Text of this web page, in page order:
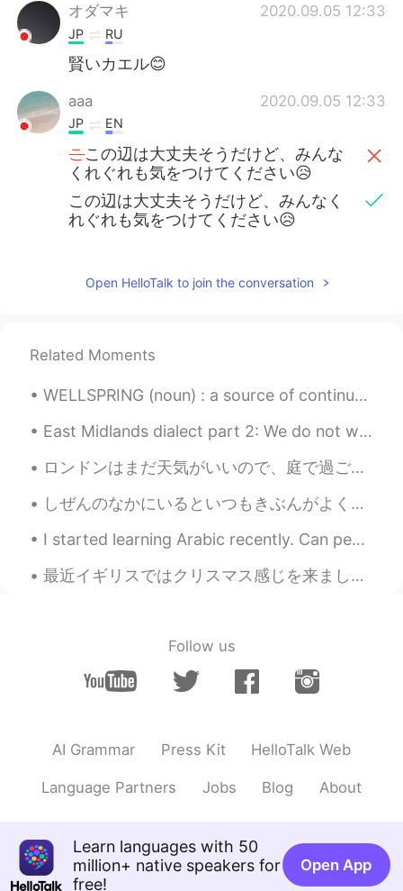
オダマキ 2020.09.05 12:33
JP RU
賢いカエル😊
aaa 2020.09.05 12:33
JP EN
ここの辺は大丈夫そうだけど、みんな
くれぐれも気をつけてください😥
この辺は大丈夫そうだけど、みんなく
れぐれも気をつけてください😥
Open HelloTalk to join the conversation
Related Moments
WELLSPRING (noun) : a source of continual supply Understanding is a wellspring of life unto him...
East Midlands dialect part 2: We do not write like this, so please take it only as a pronunciatio...
ロンドンはまだ天気がいいので、庭で過ごしています🌳🌸🌿🌼🌱 イチゴとクリームを食べました🍓🥛😋食べたことがありますか❓ とてもイギリスの食べ物だと思います🇬🇧「ウィンブルドンテニストーナメン...
しぜんのなかにいるといつもきぶんがよくなります。 - My mood always improves when I am out in nature. Well, how shall I be...
I started learning Arabic recently. Can people help me learn Arabic? 😃 I’ll teach you English and...
最近イギリスではクリスマス感じを来ました！🎄 The Twelve Days of Christmas の歌を知っていますか？ 彼氏は日本で有名な歌と言ってたけどこの歌の音楽だけを知ってました。...
Follow us
AI Grammar Press Kit HelloTalk Web
Language Partners Jobs Blog About
Learn languages with 50
million+ native speakers for
free!
Open App